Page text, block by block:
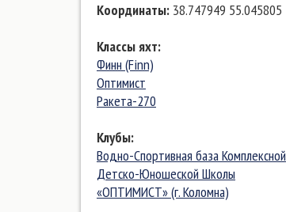
Координаты: 38.747949 55.045805
Классы яхт:
Финн (Finn)
Оптимист
Ракета-270
Клубы:
Водно-Спортивная база Комплексной
Детско-Юношеской Школы
«ОПТИМИСТ» (г. Коломна)